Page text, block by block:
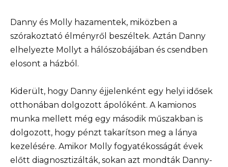
Danny és Molly hazamentek, miközben a
szórakoztató élményről beszéltek. Aztán Danny
elhelyezte Mollyt a hálószobájában és csendben
elosont a házból.
Kiderült, hogy Danny éjjelenként egy helyi idősek
otthonában dolgozott ápolóként. A kamionos
munka mellett még egy második műszakban is
dolgozott, hogy pénzt takarítson meg a lánya
kezelésére. Amikor Molly fogyatékosságát évek
előtt diagnosztizálták, sokan azt mondták Danny-